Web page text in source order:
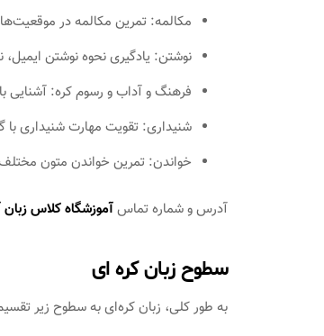
مکالمه: تمرین مکالمه در
نوشتن: یادگیری نحوه نوشتن ایمیل،
فرهنگ و آداب و رسوم کره: آشنایی
شنیداری: تقویت مهارت شنیداری
خواندن: تمرین خواندن متون مختلف
آدرس و شماره تماسآموزشگاه کلاس زبان
سطوح زبان کره ای
به طور کلی، زبان کره‌ای به سطوح زیر